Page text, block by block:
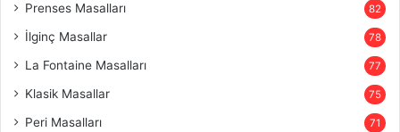
Prenses Masalları 82
İlginç Masallar 78
La Fontaine Masalları 77
Klasik Masallar 75
Peri Masalları 71